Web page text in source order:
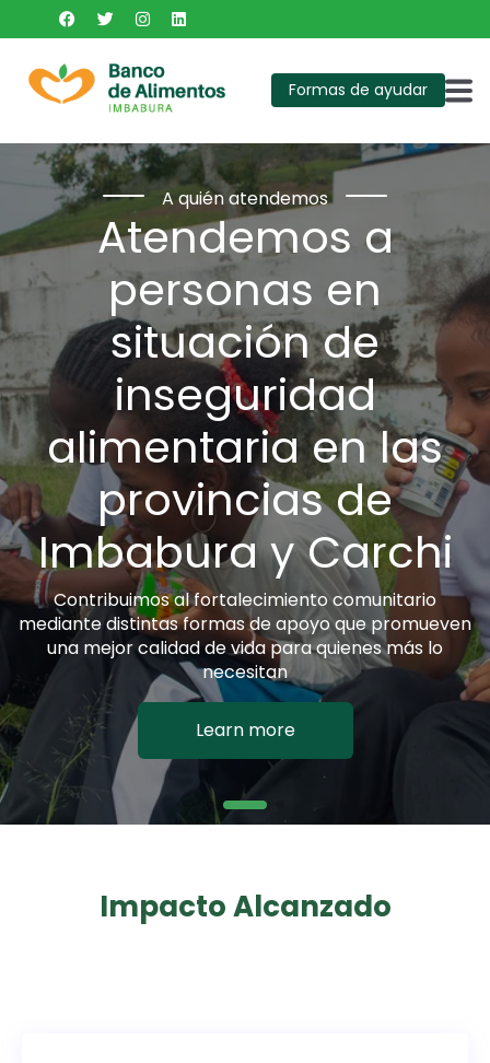
Formas de ayudar
Cómo lo hacemos
Todos pueden
sumar
Existen varias formas de sumarte al cambio, desde
cualquier lugar
Learn more
Impacto Alcanzado